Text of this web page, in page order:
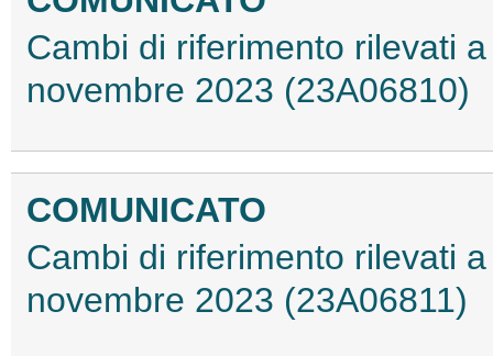
Cambi di riferimento rilevati
novembre 2023 (23A06810)
COMUNICATO
Cambi di riferimento rilevati
novembre 2023 (23A06811)